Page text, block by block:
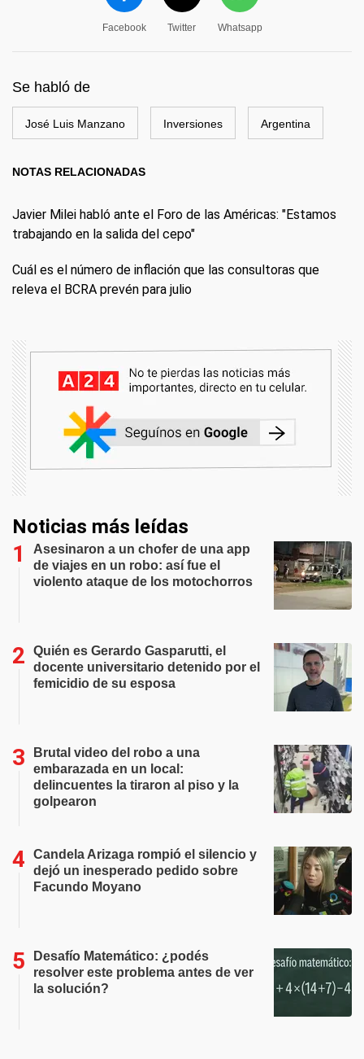
Facebook Twitter Whatsapp
Se habló de
José Luis Manzano Inversiones Argentina
NOTAS RELACIONADAS
Javier Milei habló ante el Foro de las Américas: "Estamos
trabajando en la salida del cepo"
Cuál es el número de inflación que las consultoras que
releva el BCRA prevén para julio
Noticias más leídas
Asesinaron a un chofer de una app
de viajes en un robo: así fue el
violento ataque de los motochorros
Quién es Gerardo Gasparutti, el
docente universitario detenido por el
femicidio de su esposa
Brutal video del robo a una
embarazada en un local:
delincuentes la tiraron al piso y la
golpearon
Candela Arizaga rompió el silencio y
dejó un inesperado pedido sobre
Facundo Moyano
Desafío Matemático: ¿podés
resolver este problema antes de ver
la solución?